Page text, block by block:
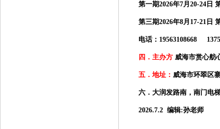
第一期2026年7月20-24日
第三期2026年8月17-21日
电话： 19563108668
四．主办方 威海市赏心舫
五．地址： 威海市环翠区
六．大润发路南，南门电
2026.7.2 编辑:孙老师